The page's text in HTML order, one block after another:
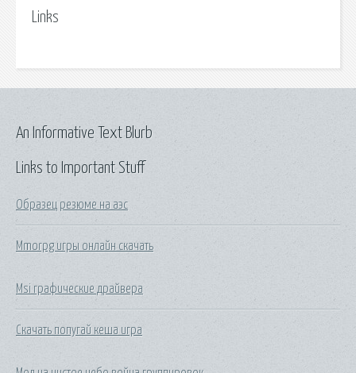
Links
Links to Important Stuff
Образец резюме на аэс
Mmorpg игры онлайн скачать
Msi графические драйвера
Скачать попугай кеша игра
An Informative Text Blurb